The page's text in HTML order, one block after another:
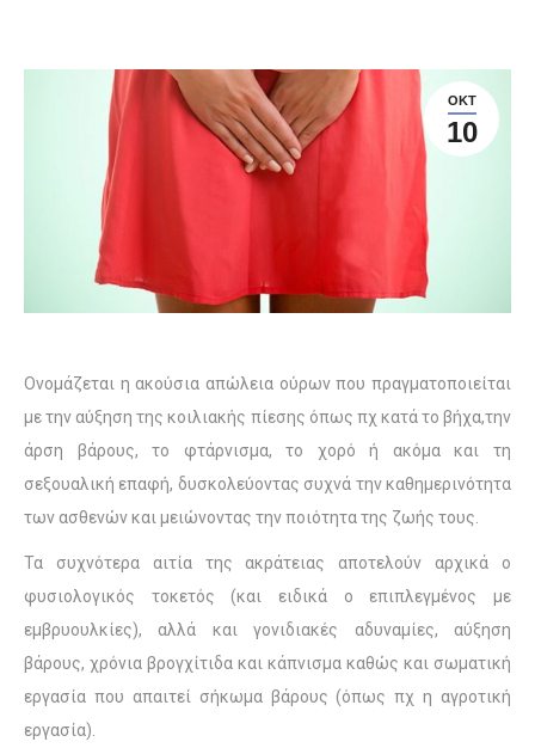
ΟΚΤ
10
Ονομάζεται η ακούσια απώλεια ούρων που πραγματοποιείται
με την αύξηση της κοιλιακής πίεσης όπως πχ κατά το βήχα,την
άρση βάρους, το φτάρνισμα, το χορό ή ακόμα και τη
σεξουαλική επαφή, δυσκολεύοντας συχνά την καθημερινότητα
των ασθενών και μειώνοντας την ποιότητα της ζωής τους.
Τα συχνότερα αιτία της ακράτειας αποτελούν αρχικά ο
φυσιολογικός τοκετός (και ειδικά ο επιπλεγμένος με
εμβρυουλκίες), αλλά και γονιδιακές αδυναμίες, αύξηση
βάρους, χρόνια βρογχίτιδα και κάπνισμα καθώς και σωματική
εργασία που απαιτεί σήκωμα βάρους (όπως πχ η αγροτική
εργασία).